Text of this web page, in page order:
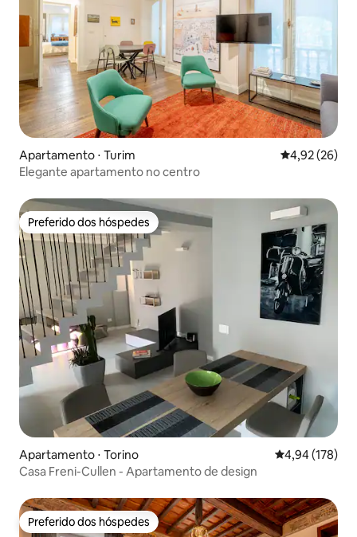
Apartamento ⋅ Turim 4,92 de uma
4,92 (26)
Elegante apartamento no centro
Preferido dos hóspedes
Preferido dos hóspedes
Apartamento ⋅ Torino 4,94 de uma
4,94 (178)
Casa Freni-Cullen - Apartamento de design
Preferido dos hóspedes
Preferido dos hóspedes